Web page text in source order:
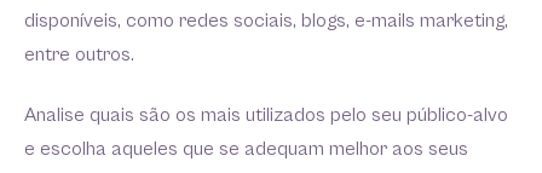
disponíveis, como redes sociais, blogs, e-mails marketing,
entre outros.
Analise quais são os mais utilizados pelo seu público-alvo
e escolha aqueles que se adequam melhor aos seus